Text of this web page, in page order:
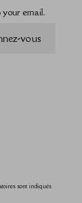
your email.
vous
sont indiqués